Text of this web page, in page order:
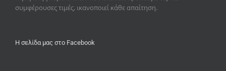
συμφέρουσες τιμές, ικανοποιεί κάθε απαίτηση.
Η σελίδα μας στο Facebook